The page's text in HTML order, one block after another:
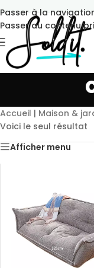
Passer à la
Passer au contenu
Accueil | Maison &
Voici le seul résultat
Afficher menu